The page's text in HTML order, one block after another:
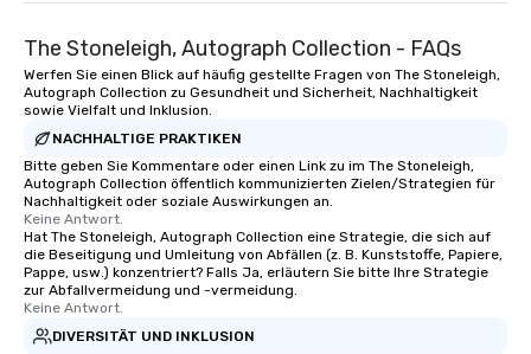
The Stoneleigh, Autograph Collection - FAQs
Werfen Sie einen Blick auf häufig gestellte Fragen von The Stoneleigh,
Autograph Collection zu Gesundheit und Sicherheit, Nachhaltigkeit
sowie Vielfalt und Inklusion.
NACHHALTIGE PRAKTIKEN
Bitte geben Sie Kommentare oder einen Link zu im The Stoneleigh,
Autograph Collection öffentlich kommunizierten Zielen/Strategien für
Nachhaltigkeit oder soziale Auswirkungen an.
Keine Antwort.
Hat The Stoneleigh, Autograph Collection eine Strategie, die sich auf
die Beseitigung und Umleitung von Abfällen (z. B. Kunststoffe, Papiere,
Pappe, usw.) konzentriert? Falls Ja, erläutern Sie bitte Ihre Strategie
zur Abfallvermeidung und -vermeidung.
Keine Antwort.
DIVERSITÄT UND INKLUSION